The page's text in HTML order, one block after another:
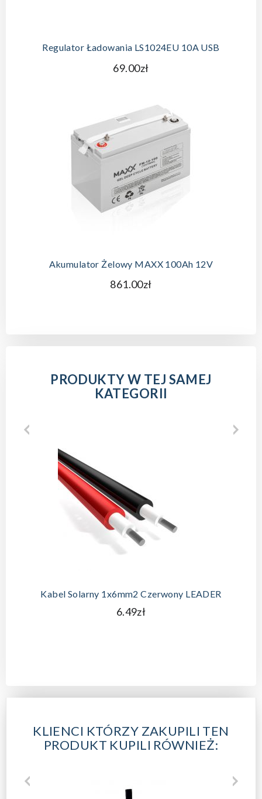
Regulator Ładowania LS1024EU 10A USB
69.00zł
Akumulator Żelowy MAXX 100Ah 12V
861.00zł
PRODUKTY W TEJ SAMEJ
KATEGORII
Kabel Solarny 1x6mm2 Czerwony LEADER
6.49zł
KLIENCI KTÓRZY ZAKUPILI TEN
PRODUKT KUPILI RÓWNIEŻ: